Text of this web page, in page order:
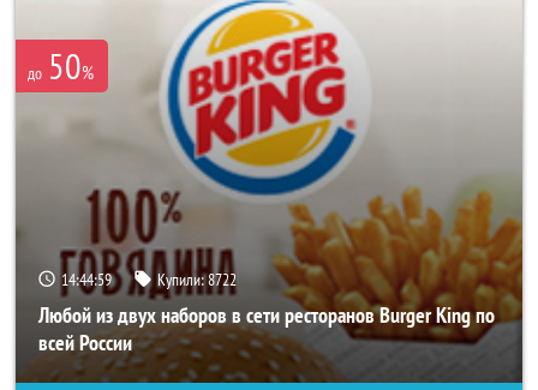
до 50%
14:44:56 Купили:8722
Любой из двух наборов в сети ресторанов Burger King по
всей России